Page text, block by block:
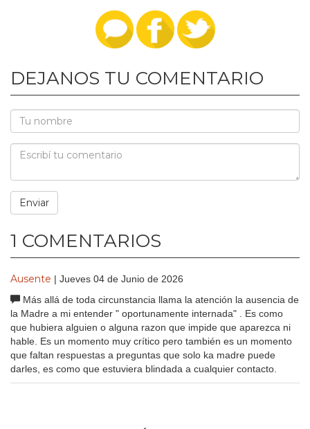
DEJANOS TU COMENTARIO
1 COMENTARIOS
Ausente | Jueves 04 de Junio de 2026
Más allá de toda circunstancia llama la atención la ausencia de
la Madre a mi entender " oportunamente internada" . Es como
que hubiera alguien o alguna razon que impide que aparezca ni
hable. Es un momento muy crítico pero también es un momento
que faltan respuestas a preguntas que solo ka madre puede
darles, es como que estuviera blindada a cualquier contacto.